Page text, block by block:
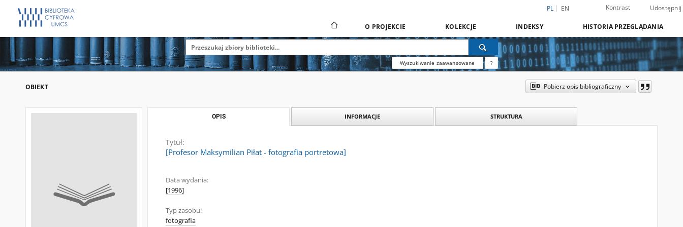
PL EN Kontrast Udostępnij
O PROJEKCIE KOLEKCJE INDEKSY HISTORIA PRZEGLĄDANIA
Wyszukiwanie zaawansowane ?
OBIEKT Pobierz opis bibliograficzny
OPIS INFORMACJE STRUKTURA
Tytuł:
[Profesor Maksymilian Piłat - fotografia portretowa]
Data wydania:
[1996]
Typ zasobu:
fotografia